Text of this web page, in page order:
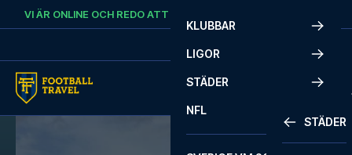
Skip to content
VI ÄR ONLINE OCH REDO ATT HJÄLPA DIG.
KLUBBAR
LIGOR
STÄDER
STÄDER
NFL